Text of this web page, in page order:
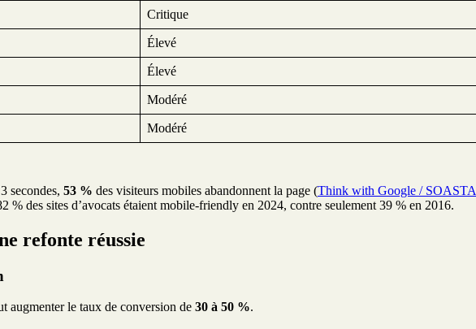
Critique
Élevé
Élevé
Modéré
Modéré
secondes, 53 % des visiteurs mobiles abandonnent la page (Think with Google / SOASTA
% des sites d’avocats étaient mobile-friendly en 2024, contre seulement 39 % en 2016.
refonte réussie
augmenter le taux de conversion de 30 à 50 %.